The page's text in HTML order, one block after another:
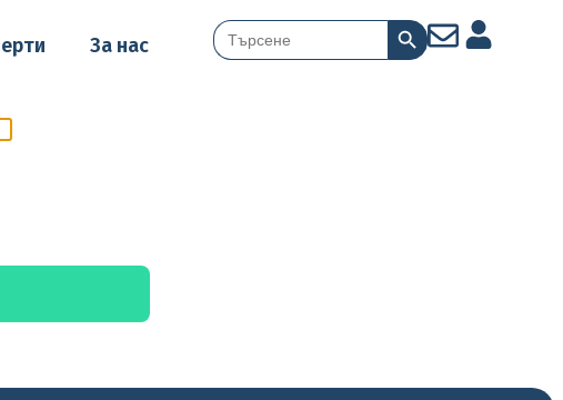
За нас
Search
for:
Search Button